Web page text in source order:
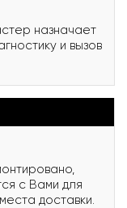
назначает
и вызов
с Вами для
доставки.